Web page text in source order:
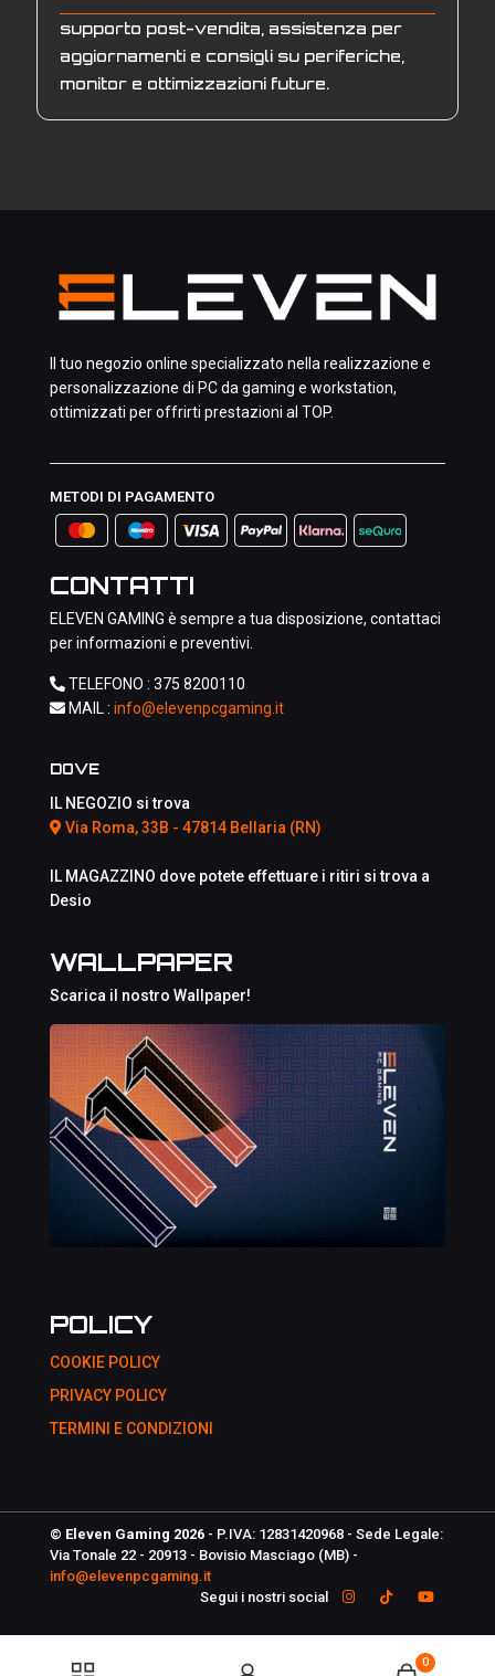
supporto post-vendita, assistenza per
aggiornamenti e consigli su periferiche,
monitor e ottimizzazioni future.
Il tuo negozio online specializzato nella realizzazione e
personalizzazione di PC da gaming e workstation,
ottimizzati per offrirti prestazioni al TOP.
METODI DI PAGAMENTO
CONTATTI
ELEVEN GAMING è sempre a tua disposizione, contattaci
per informazioni e preventivi.
TELEFONO : 375 8200110
MAIL : info@elevenpcgaming.it
DOVE
IL NEGOZIO si trova
Via Roma, 33B - 47814 Bellaria (RN)
IL MAGAZZINO dove potete effettuare i ritiri si trova a
Desio
WALLPAPER
Scarica il nostro Wallpaper!
POLICY
COOKIE POLICY
PRIVACY POLICY
TERMINI E CONDIZIONI
© Eleven Gaming 2026 - P.IVA: 12831420968 - Sede Legale:
Via Tonale 22 - 20913 - Bovisio Masciago (MB) -
info@elevenpcgaming.it
Segui i nostri social
0